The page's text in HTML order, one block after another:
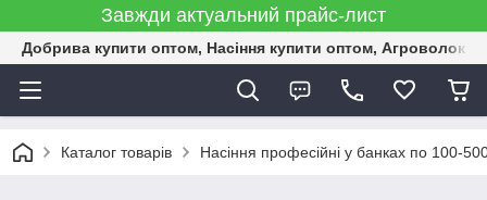
Завжди актуальний прайс-лист
Добрива купити оптом, Насіння купити оптом,
Каталог товарів Насіння професійні у банках по 100-